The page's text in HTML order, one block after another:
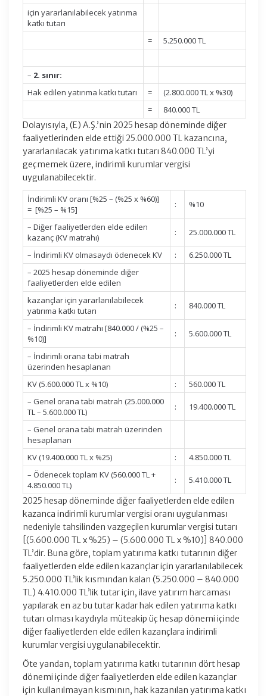
için yararlanılabilecek yatırıma
katkı tutarı
=
5.250.000 TL
– 2. sınır:
Hak edilen yatırıma katkı tutarı
=
(2.800.000 TL x %30)
=
840.000 TL
Dolayısıyla, (E) A.Ş.’nin 2025 hesap döneminde diğer
faaliyetlerinden elde ettiği 25.000.000 TL kazancına,
yararlanılacak yatırıma katkı tutarı 840.000 TL’yi
geçmemek üzere, indirimli kurumlar vergisi
uygulanabilecektir.
İndirimli KV oranı [%25 – (%25 x %60)]
= [%25 – %15]
: %10
– Diğer faaliyetlerden elde edilen
kazanç (KV matrahı)
: 25.000.000 TL
– İndirimli KV olmasaydı ödenecek KV :
6.250.000 TL
– 2025 hesap döneminde diğer
faaliyetlerden elde edilen
kazançlar için yararlanılabilecek
yatırıma katkı tutarı
: 840.000 TL
– İndirimli KV matrahı [840.000 / (%25 –
%10)]
: 5.600.000 TL
– İndirimli orana tabi matrah
üzerinden hesaplanan
KV (5.600.000 TL x %10)
:
560.000 TL
– Genel orana tabi matrah (25.000.000
TL – 5.600.000 TL)
: 19.400.000 TL
– Genel orana tabi matrah üzerinden
hesaplanan
KV (19.400.000 TL x %25)
:
4.850.000 TL
– Ödenecek toplam KV (560.000 TL +
4.850.000 TL)
:
5.410.000 TL
2025 hesap döneminde diğer faaliyetlerden elde edilen
kazanca indirimli kurumlar vergisi oranı uygulanması
nedeniyle tahsilinden vazgeçilen kurumlar vergisi tutarı
[(5.600.000 TL x %25) – (5.600.000 TL x %10)] 840.000
TL’dir. Buna göre, toplam yatırıma katkı tutarının diğer
faaliyetlerden elde edilen kazançlar için yararlanılabilecek
5.250.000 TL’lik kısmından kalan (5.250.000 – 840.000
TL) 4.410.000 TL’lik tutar için, ilave yatırım harcaması
yapılarak en az bu tutar kadar hak edilen yatırıma katkı
tutarı olması kaydıyla müteakip üç hesap dönemi içinde
diğer faaliyetlerden elde edilen kazançlara indirimli
kurumlar vergisi uygulanabilecektir.
Öte yandan, toplam yatırıma katkı tutarının dört hesap
dönemi içinde diğer faaliyetlerden elde edilen kazançlar
için kullanılmayan kısmının, hak kazanılan yatırıma katkı